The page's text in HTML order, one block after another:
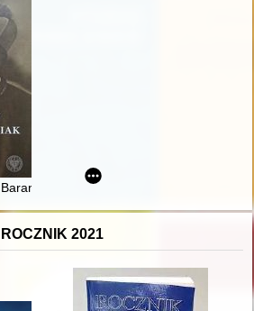
- sługa Kościoła w wieku
ROCZNIK 2021